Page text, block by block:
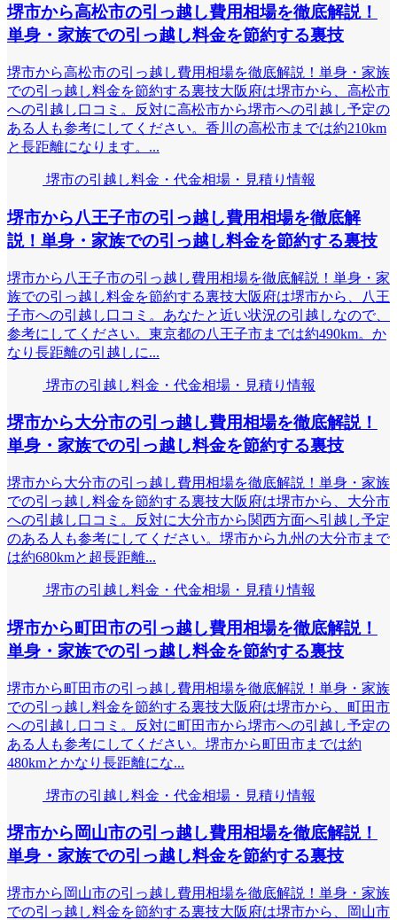
堺市から高松市の引っ越し費用相場を徹底解説！
単身・家族での引っ越し料金を節約する裏技
堺市から高松市の引っ越し費用相場を徹底解説！単身・家族
での引っ越し料金を節約する裏技大阪府は堺市から、高松市
への引越し口コミ。反対に高松市から堺市への引越し予定の
ある人も参考にしてください。香川の高松市までは約210km
と長距離になります。...
堺市の引越し料金・代金相場・見積り情報
堺市から八王子市の引っ越し費用相場を徹底解
説！単身・家族での引っ越し料金を節約する裏技
堺市から八王子市の引っ越し費用相場を徹底解説！単身・家
族での引っ越し料金を節約する裏技大阪府は堺市から、八王
子市への引越し口コミ。あなたと近い状況の引越しなので、
参考にしてください。東京都の八王子市までは約490km。か
なり長距離の引越しに...
堺市の引越し料金・代金相場・見積り情報
堺市から大分市の引っ越し費用相場を徹底解説！
単身・家族での引っ越し料金を節約する裏技
堺市から大分市の引っ越し費用相場を徹底解説！単身・家族
での引っ越し料金を節約する裏技大阪府は堺市から、大分市
への引越し口コミ。反対に大分市から関西方面へ引越し予定
のある人も参考にしてください。堺市から九州の大分市まで
は約680kmと超長距離...
堺市の引越し料金・代金相場・見積り情報
堺市から町田市の引っ越し費用相場を徹底解説！
単身・家族での引っ越し料金を節約する裏技
堺市から町田市の引っ越し費用相場を徹底解説！単身・家族
での引っ越し料金を節約する裏技大阪府は堺市から、町田市
への引越し口コミ。反対に町田市から堺市への引越し予定の
ある人も参考にしてください。堺市から町田市までは約
480kmとかなり長距離にな...
堺市の引越し料金・代金相場・見積り情報
堺市から岡山市の引っ越し費用相場を徹底解説！
単身・家族での引っ越し料金を節約する裏技
堺市から岡山市の引っ越し費用相場を徹底解説！単身・家族
での引っ越し料金を節約する裏技大阪府は堺市から、岡山市